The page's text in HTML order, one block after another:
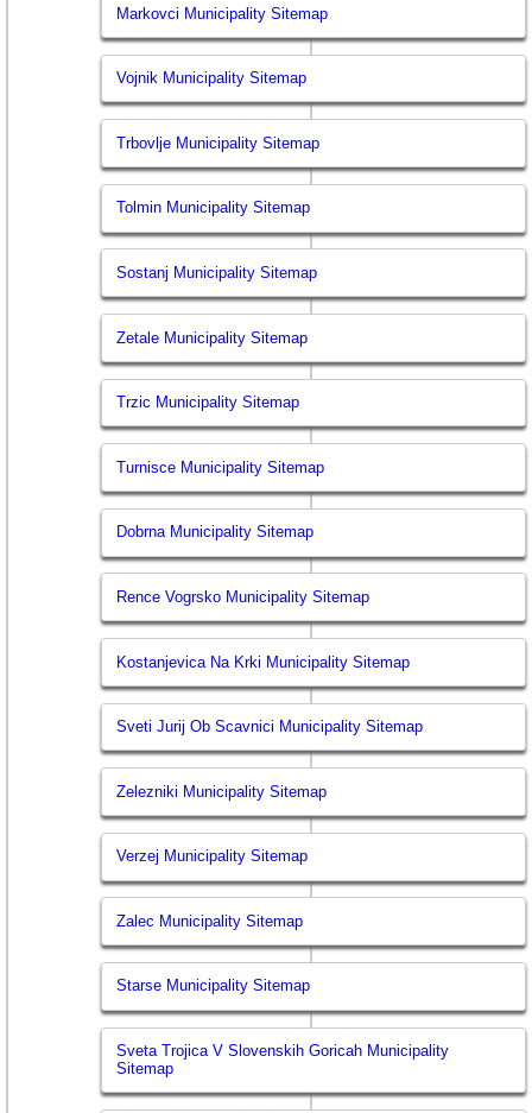
Markovci Municipality Sitemap
Vojnik Municipality Sitemap
Trbovlje Municipality Sitemap
Tolmin Municipality Sitemap
Sostanj Municipality Sitemap
Zetale Municipality Sitemap
Trzic Municipality Sitemap
Turnisce Municipality Sitemap
Dobrna Municipality Sitemap
Rence Vogrsko Municipality Sitemap
Kostanjevica Na Krki Municipality Sitemap
Sveti Jurij Ob Scavnici Municipality Sitemap
Zelezniki Municipality Sitemap
Verzej Municipality Sitemap
Zalec Municipality Sitemap
Starse Municipality Sitemap
Sveta Trojica V Slovenskih Goricah Municipality
Sitemap